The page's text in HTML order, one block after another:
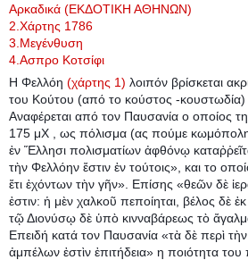
Αρκαδικά (ΕΚΔΟΤΙΚΗ ΑΘΗΝΩΝ)
2.Χάρτης 1786
3.Μεγένθυση
4.Ασπρο Κοτσίφι
Η Φελλόη (χάρτης 1) λοιπόν βρίσκεται
του Κούτου (από το κούστος -
Αναφέρεται από τον Παυσανία ο οποίος
175 μΧ , ως πόλισμα (ας πούμε
ἐν Ἕλλησι πολισματίων ἀφθόνῳ
τὴν Φελλόην ἔστιν ἐν τούτοις», και το
ἔτι ἐχόντων τὴν γῆν». Επίσης «θεῶν δὲ
ἐστιν: ἡ μὲν χαλκοῦ πεποίηται, βέλος δὲ
τῷ Διονύσῳ δὲ ὑπὸ κινναβάρεως τὸ
Επειδή κατά τον Παυσανία «τὰ δὲ περὶ
ἀμπέλων ἐστὶν ἐπιτήδεια» η ποιότητα